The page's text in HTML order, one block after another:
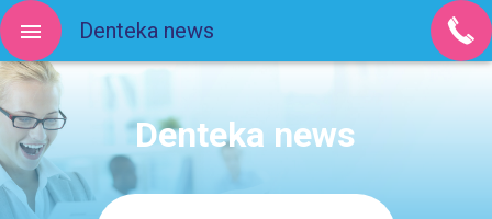
Denteka news
Denteka news